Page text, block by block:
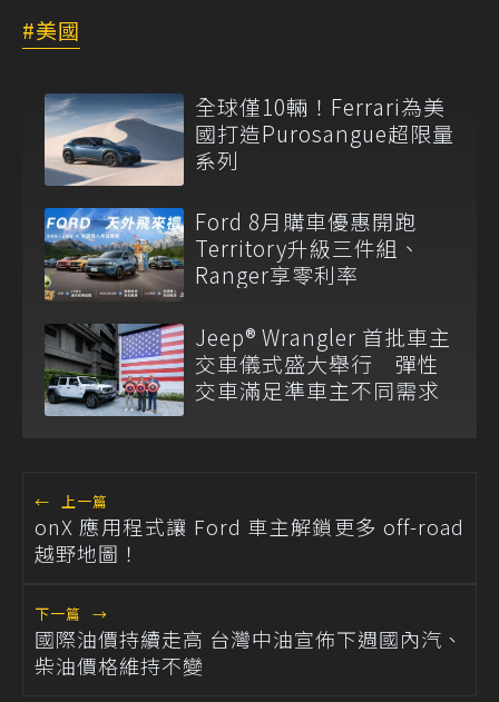
美國
全球僅10輛！Ferrari為美
國打造Purosangue超限量
系列
Ford 8月購車優惠開跑
Territory升級三件組、
Ranger享零利率
Jeep® Wrangler 首批車主
交車儀式盛大舉行 彈性
交車滿足準車主不同需求
← 上一篇
onX 應用程式讓 Ford 車主解鎖更多 off-road
越野地圖！
下一篇 →
國際油價持續走高 台灣中油宣佈下週國內汽、
柴油價格維持不變